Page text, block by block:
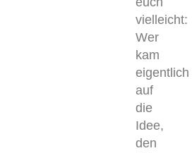
vielleicht:
Wer
kam
eigentlich
auf
die
Idee,
den